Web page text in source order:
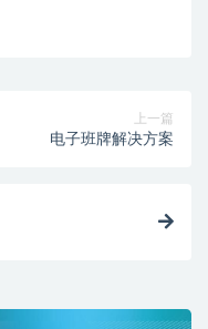
上一篇
电子班牌解决方案